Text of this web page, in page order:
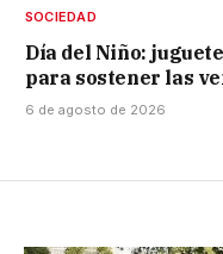
SOCIEDAD
Día del Niño:
para sostener las
6 de agosto de 2026